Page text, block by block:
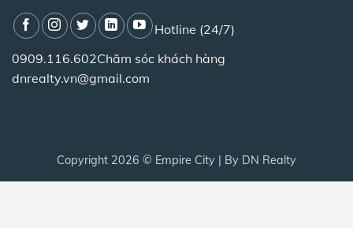
Hotline (24/7)
0909.116.602Chăm sóc khách hàng
dnrealty.vn@gmail.com
Copyright 2026 © Empire City | By DN Realty